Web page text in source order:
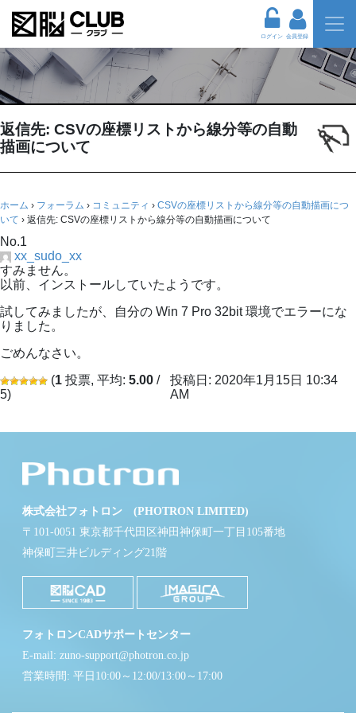
ログイン 会員登録
返信先: CSVの座標リストから線分等の自動
描画について
ホーム › フォーラム › コミュニティ › CSVの座標リストから線分等の自動描画につ
いて › 返信先: CSVの座標リストから線分等の自動描画について
No.1
xx_sudo_xx
すみません。
以前、インストールしていたようです。
試してみましたが、自分の Win 7 Pro 32bit 環境でエラーにな
りました。
ごめんなさい。
(1 投票, 平均: 5.00 /
5)
投稿日: 2020年1月15日 10:34
AM
株式会社フォトロン (PHOTRON LIMITED)
〒101-0051 東京都千代田区神田神保町一丁目105番地
神保町三井ビルディング21階
フォトロンCADサポートセンター
E-mail: zuno-support@photron.co.jp
営業時間: 平日10:00～12:00/13:00～17:00